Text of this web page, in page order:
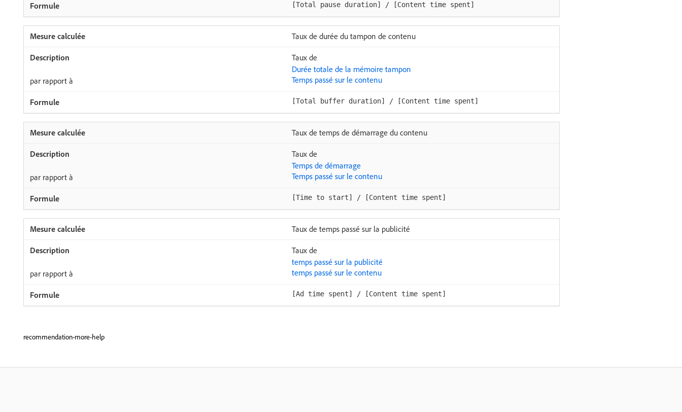
[Total pause duration] / [Content time spent]
Taux de durée du tampon de contenu
Taux de
Durée totale de la mémoire tampon
par rapport à
Temps passé sur le contenu
[Total buffer duration] / [Content time spent]
Taux de temps de démarrage du contenu
Taux de
Temps de démarrage
par rapport à
Temps passé sur le contenu
[Time to start] / [Content time spent]
Taux de temps passé sur la publicité
Taux de
temps passé sur la publicité
par rapport à
temps passé sur le contenu
[Ad time spent] / [Content time spent]
recommendation-more-help